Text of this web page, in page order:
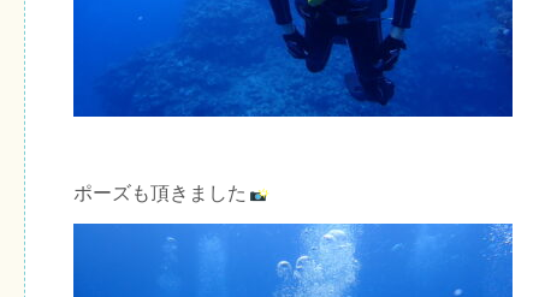
ポーズも頂きました